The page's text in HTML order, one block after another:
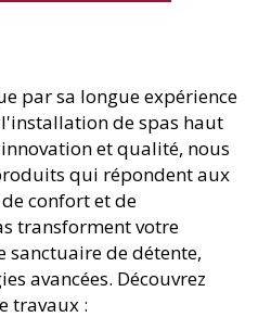
par sa longue expérience
de spas haut
et qualité, nous
qui répondent aux
confort et de
transforment votre
sanctuaire de détente,
avancées. Découvrez
travaux :